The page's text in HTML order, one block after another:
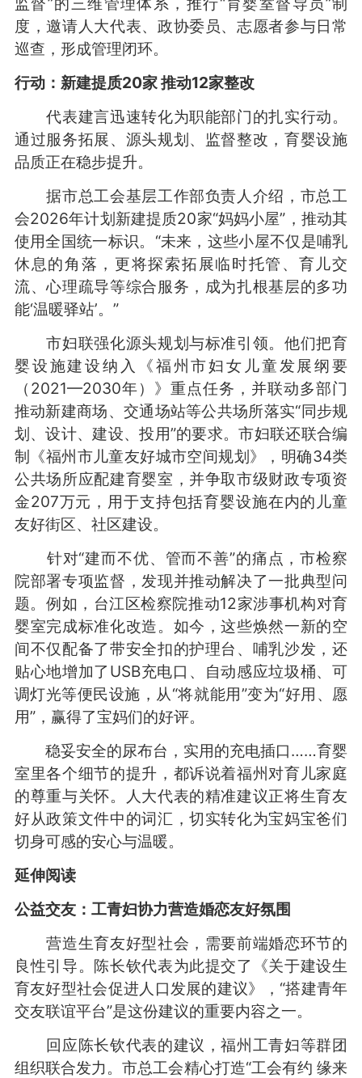
度，邀请人大代表、政协委员、志愿者参与日常
巡查，形成管理闭环。
行动： 新建提质20家推动12家整改
代表建言迅速转化为职能部门的扎实行动。
通过服务拓展、源头规划、监督整改，育婴设施
品质正在稳步提升。
据市总工会基层工作部负责人介绍，市总工
会2026年计划新建提质20家“妈妈小屋”，推动其
使用全国统一标识。“未来，这些小屋不仅是哺乳
休息的角落，更将探索拓展临时托管、育儿交
流、心理疏导等综合服务，成为扎根基层的多功
能‘温暖驿站’。”
市妇联强化源头规划与标准引领。他们把育
婴设施建设纳入《福州市妇女儿童发展纲要
（2021—2030年）》重点任务，并联动多部门
推动新建商场、交通场站等公共场所落实“同步规
划、设计、建设、投用”的要求。市妇联还联合编
制《福州市儿童友好城市空间规划》，明确34类
公共场所应配建育婴室，并争取市级财政专项资
金207万元，用于支持包括育婴设施在内的儿童
友好街区、社区建设。
针对“建而不优、管而不善”的痛点，市检察
院部署专项监督，发现并推动解决了一批典型问
题。例如，台江区检察院推动12家涉事机构对育
婴室完成标准化改造。如今，这些焕然一新的空
间不仅配备了带安全扣的护理台、哺乳沙发，还
贴心地增加了USB充电口、自动感应垃圾桶、可
调灯光等便民设施，从“将就能用”变为“好用、愿
用”，赢得了宝妈们的好评。
稳妥安全的尿布台，实用的充电插口……育婴
室里各个细节的提升，都诉说着福州对育儿家庭
的尊重与关怀。人大代表的精准建议正将生育友
好从政策文件中的词汇，切实转化为宝妈宝爸们
切身可感的安心与温暖。
延伸阅读
公益交友：工青妇协力营造婚恋友好氛围
营造生育友好型社会，需要前端婚恋环节的
良性引导。陈长钦代表为此提交了《关于建设生
育友好型社会促进人口发展的建议》，“搭建青年
交友联谊平台”是这份建议的重要内容之一。
回应陈长钦代表的建议，福州工青妇等群团
组织联合发力。市总工会精心打造“工会有约 缘来